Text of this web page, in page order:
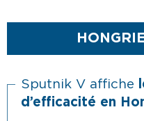
Sputnik V affiche
d’efficacité en